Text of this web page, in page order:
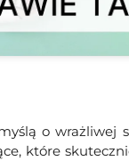
o wrażliwej
które